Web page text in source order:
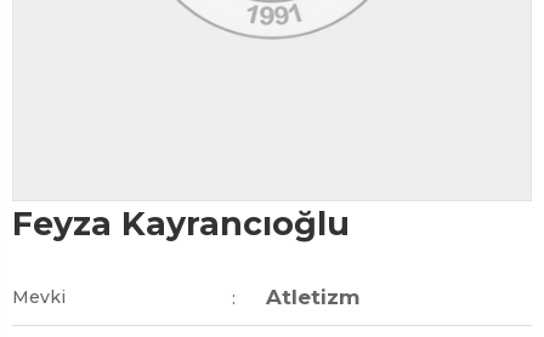
Feyza Kayrancıoğlu
Mevki : Atletizm